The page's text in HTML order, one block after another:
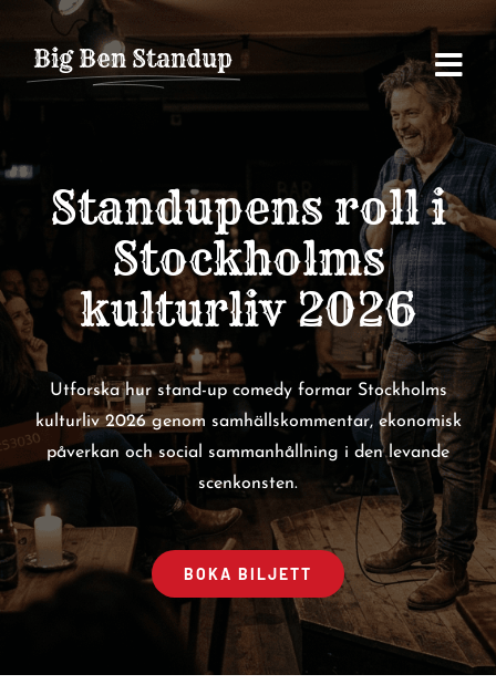
Fortsätt
innehållet
Big Ben Standup
Standupens roll i
Stockholms
kulturliv 2026
Utforska hur stand-up comedy formar Stockholms
kulturliv 2026 genom samhällskommentar, ekonomisk
påverkan och social sammanhållning i den levande
scenkonsten.
BOKA BILJETT